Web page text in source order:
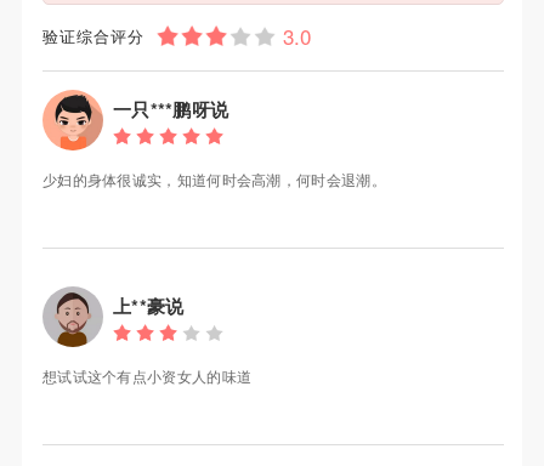
验证综合评分
一只***鹏呀说
少妇的身体很诚实，知道何时会高潮，何时会退潮。
上**豪说
想试试这个有点小资女人的味道